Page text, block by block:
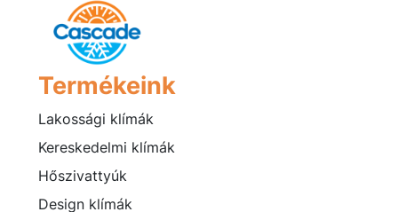
Termékeink
Lakossági klímák
Kereskedelmi klímák
Hőszivattyúk
Design klímák